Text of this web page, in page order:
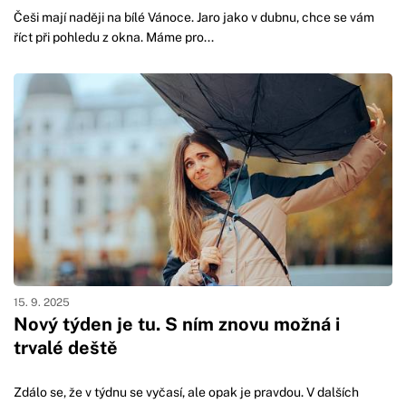
Češi mají naději na bílé Vánoce. Jaro jako v dubnu, chce se vám
říct při pohledu z okna. Máme pro...
Nový týden je tu. S ním znovu možná i
trvalé deště
15. 9. 2025
Zdálo se, že v týdnu se vyčasí, ale opak je pravdou. V dalších